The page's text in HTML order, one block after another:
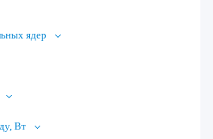
ядер
Вт